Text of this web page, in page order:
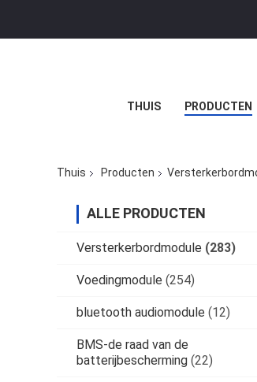
THUIS PRODUCTEN
Thuis Producten
ALLE PRODUCTEN
Versterkerbordmodule (283)
Voedingmodule (254)
bluetooth audiomodule (12)
BMS-de raad van de
batterijbescherming (22)